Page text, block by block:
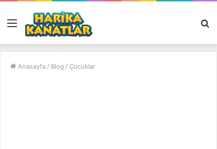
Menü
...
Anasayfa / Blog / Çocuklar